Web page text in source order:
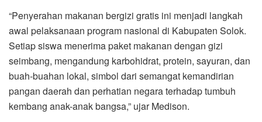
“Penyerahan makanan bergizi gratis ini menjadi langkah
awal pelaksanaan program nasional di Kabupaten Solok.
Setiap siswa menerima paket makanan dengan gizi
seimbang, mengandung karbohidrat, protein, sayuran, dan
buah-buahan lokal, simbol dari semangat kemandirian
pangan daerah dan perhatian negara terhadap tumbuh
kembang anak-anak bangsa,” ujar Medison.